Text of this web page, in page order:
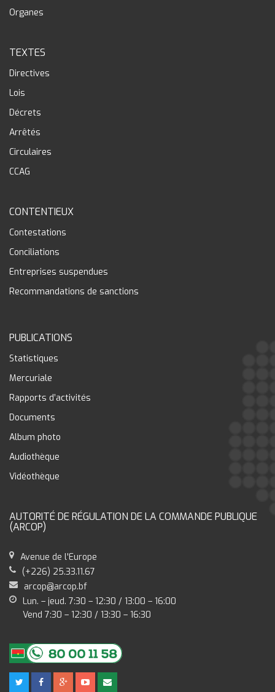
Organes
TEXTES
Directives
Lois
Décrets
Arrêtés
Circulaires
CCAG
CONTENTIEUX
Contestations
Conciliations
Entreprises suspendues
Recommandations de sanctions
PUBLICATIONS
Statistiques
Mercuriale
Rapports d’activités
Documents
Album photo
Audiothèque
Vidéothèque
AUTORITÉ DE RÉGULATION DE LA COMMANDE PUBLIQUE
(ARCOP)
Avenue de l'Europe
(+226) 25.33.11.67
arcop@arcop.bf
Lun. – jeud. 7:30 – 12:30 / 13:00 – 16:00
Vend 7:30 – 12:30 / 13:30 – 16:30